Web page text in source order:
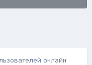
онлайн